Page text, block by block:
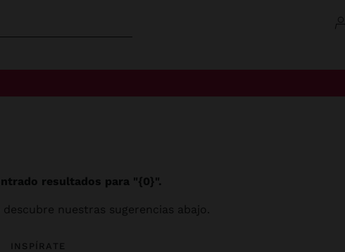
resultados para "{0}".
nuestras sugerencias abajo.
INSPÍRATE